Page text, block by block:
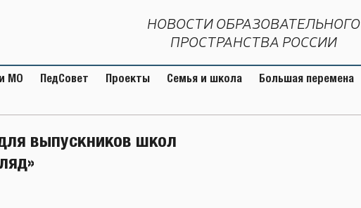
НОВОСТИ ОБРАЗОВАТЕЛЬНОГО
ПРОСТРАНСТВА РОССИИ
МО ПедСовет Проекты Семья и школа Большая перемена
выпускников школ